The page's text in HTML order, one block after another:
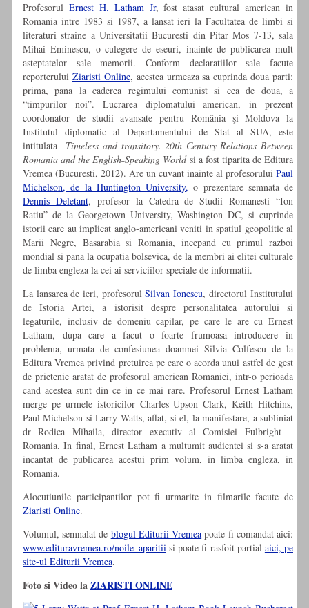
Profesorul Ernest H. Latham Jr, fost atasat cultural american in
Romania intre 1983 si 1987, a lansat ieri la Facultatea de limbi si
literaturi straine a Universitatii Bucuresti din Pitar Mos 7-13, sala
Mihai Eminescu, o culegere de eseuri, inainte de publicarea mult
asteptatelor sale memorii. Conform declaratiilor sale facute
reporterului Ziaristi Online, acestea urmeaza sa cuprinda doua parti:
prima, pana la caderea regimului comunist si cea de doua, a
“timpurilor noi”. Lucrarea diplomatului american, in prezent
coordonator de studii avansate pentru România şi Moldova la
Institutul diplomatic al Departamentului de Stat al SUA, este
intitulata Timeless and transitory. 20th Century Relations Between
Romania and the English˗Speaking World si a fost tiparita de Editura
Vremea (Bucuresti, 2012). Are un cuvant inainte al profesorului Paul
Michelson, de la Huntington University, o prezentare semnata de
Dennis Deletant, profesor la Catedra de Studii Romanesti “Ion
Ratiu” de la Georgetown University, Washington DC, si cuprinde
istorii care au implicat anglo-americani veniti in spatiul geopolitic al
Marii Negre, Basarabia si Romania, incepand cu primul razboi
mondial si pana la ocupatia bolsevica, de la membri ai elitei culturale
de limba engleza la cei ai serviciilor speciale de informatii.
La lansarea de ieri, profesorulSilvan Ionescu, directorul Institutului
de Istoria Artei, a istorisit despre personalitatea autorului si
legaturile, inclusiv de domeniu capilar, pe care le are cu Ernest
Latham, dupa care a facut o foarte frumoasa introducere in
problema, urmata de confesiunea doamnei Silvia Colfescu de la
Editura Vremea privind pretuirea pe care o acorda unui astfel de gest
de prietenie aratat de profesorul american Romaniei, intr-o perioada
cand acestea sunt din ce in ce mai rare. Profesorul Ernest Latham
merge pe urmele istoricilor Charles Upson Clark, Keith Hitchins,
Paul Michelson si Larry Watts, aflat, si el, la manifestare, a subliniat
dr Rodica Mihaila, director executiv al Comisiei Fulbright –
Romania. In final, Ernest Latham a multumit audientei si s-a aratat
incantat de publicarea acestui prim volum, in limba engleza, in
Romania.
Alocutiunile participantilor pot fi urmarite in filmarile facute de
Ziaristi Online.
Volumul, semnalat de blogul Editurii Vremea poate fi comandat aici:
www.edituravremea.ro/noile_aparitii si poate fi rasfoit partial aici, pe
site-ul Editurii Vremea.
Foto si Video laZIARISTI ONLINE